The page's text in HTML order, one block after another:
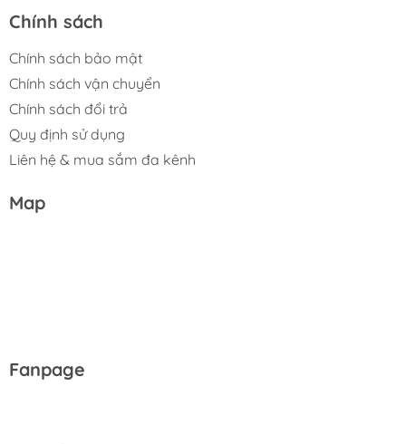
Chính sách
Chính sách bảo mật
Chính sách vận chuyển
Chính sách đổi trả
Quy định sử dụng
Liên hệ & mua sắm đa kênh
Map
Fanpage